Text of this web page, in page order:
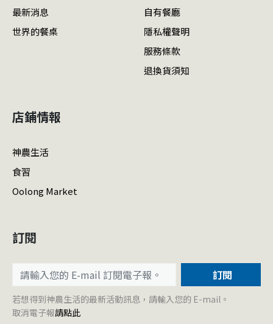
最新消息
世界的餐桌
自有餐廳
隱私權聲明
服務條款
退換貨須知
店鋪情報
神農生活
食習
Oolong Market
訂閱
訂閱
若想得到神農生活的最新活動訊息，請輸入您的 E-mail。
取消電子報請點此